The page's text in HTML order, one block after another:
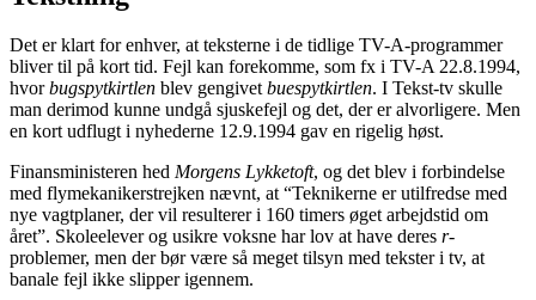
Det er klart for enhver, at teksterne i de tidlige TV-A-programmer
bliver til på kort tid. Fejl kan forekomme, som fx i TV-A 22.8.1994,
hvorbugspytkirtlen blev gengivetbuespytkirtlen. I Tekst-tv skulle
man derimod kunne undgå sjuskefejl og det, der er alvorligere. Men
en kort udflugt i nyhederne 12.9.1994 gav en rigelig høst.
Finansministeren hed Morgens Lykketoft, og det blev i forbindelse
med flymekanikerstrejken nævnt, at “Teknikerne er utilfredse med
nye vagtplaner, der vil resulterer i 160 timers øget arbejdstid om
året”. Skoleelever og usikre voksne har lov at have deres r-
problemer, men der bør være så meget tilsyn med tekster i tv, at
banale fejl ikke slipper igennem.